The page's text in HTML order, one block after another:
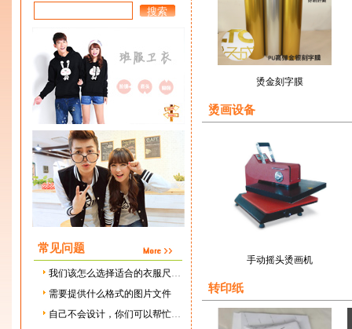
搜索
常见问题
我们该怎么选择适合的衣服尺寸？
需要提供什么格式的图片文件
自己不会设计，你们可以帮忙设计吗，需要设计费用吗？
烫金刻字膜
烫画设备
手动摇头烫画机
转印纸